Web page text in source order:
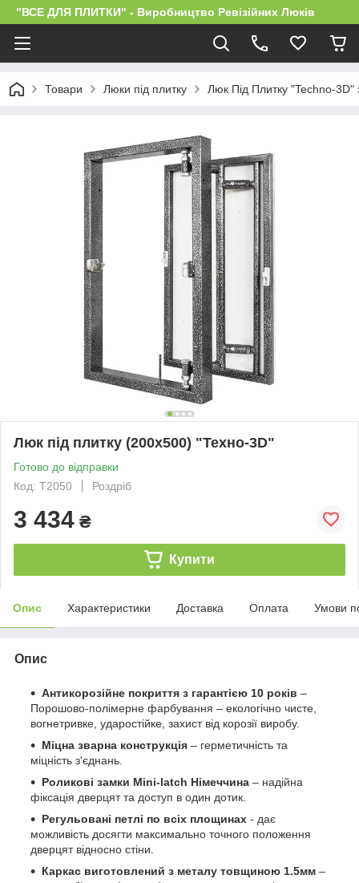
"ВСЕ ДЛЯ ПЛИТКИ" - Виробництво Ревізійних Люків
Товари Люки під плитку Люк Під Плитку "Techno-
Люк під плитку (200х500) "Техно-3D"
Готово до відправки
Код: T2050
Роздріб
3 434 ₴
Купити
Опис Характеристики Доставка Оплата Умови
Опис
Антикорозійне покриття з гарантією 10 років –
Порошово-полімерне фарбування – екологічно чисте,
вогнетривке, ударостійке, захист від корозії виробу.
Міцна зварна конструкція – герметичність та
міцність з'єднань.
Роликові замки Mini-latch Німеччина – надійна
фіксація дверцят та доступ в один дотик.
Регульовані петлі по всіх площинах - дає
можливість досягти максимально точного положення
дверцят відносно стіни.
Каркас виготовлений з металу товщиною 1.5мм –